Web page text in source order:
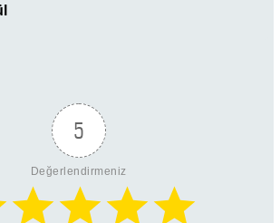
5
Değerlendirmeniz